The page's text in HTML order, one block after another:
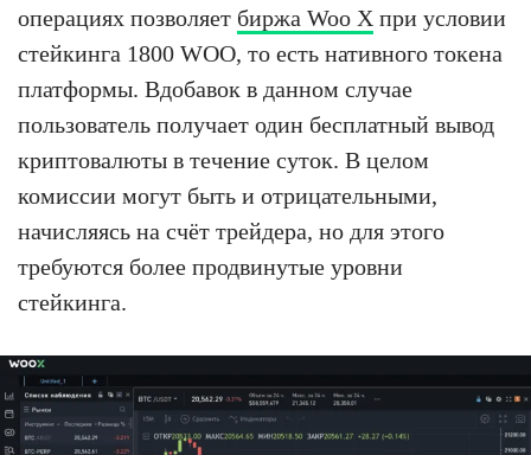
операциях позволяет биржа Woo X при условии
стейкинга 1800 WOO, то есть нативного токена
платформы. Вдобавок в данном случае
пользователь получает один бесплатный вывод
криптовалюты в течение суток. В целом
комиссии могут быть и отрицательными,
начисляясь на счёт трейдера, но для этого
требуются более продвинутые уровни
стейкинга.